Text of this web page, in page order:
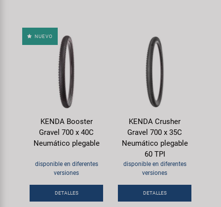
NUEVO
KENDA Booster
Gravel 700 x 40C
Neumático plegable
disponible en diferentes
versiones
DETALLES
KENDA Crusher
Gravel 700 x 35C
Neumático plegable
60 TPI
disponible en diferentes
versiones
DETALLES